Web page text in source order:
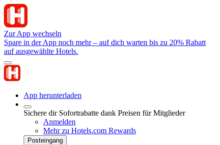
Zur App wechseln
Spare in der App noch mehr – auf dich warten bis zu 20% Rabatt
auf ausgewählte Hotels.
App herunterladen
Sichere dir Sofortrabatte dank Preisen für Mitglieder
Anmelden
Mehr zu Hotels.com Rewards
Posteingang